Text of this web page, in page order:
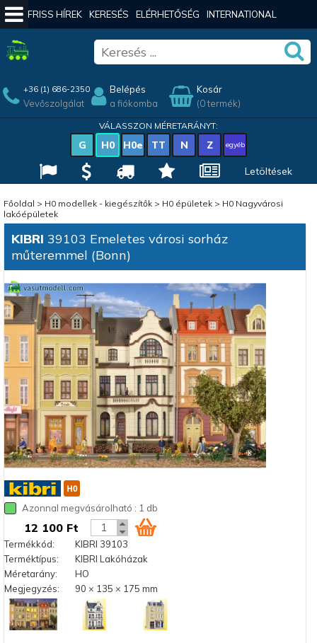
FRISS HÍREK KERESÉS ELÉRHETŐSÉG INTERNATIONAL
+36 (1) 686-2350
Vevőszolgálat
Belépés
a fiókomba
Kosár
(0 termék)
VÁLASSZON MÉRETARÁNYT:
G H0 H0e TT N Z egyéb
Letöltések
Főoldal > H0 modellek - kiegészítők> H0 épületek> H0 Nagyvárosi
lakóépületek
KIBRI 39103 Emeletes városi sorház
műteremmel (Bonn)
Azonnal megvásárolható : 1 db
12 100 Ft
Termékkód:
KIBRI 39103
Terméktípus:
KIBRI Lakóházak
Méretarány:
HO
Megjegyzés:
90 × 135 × 175 mm